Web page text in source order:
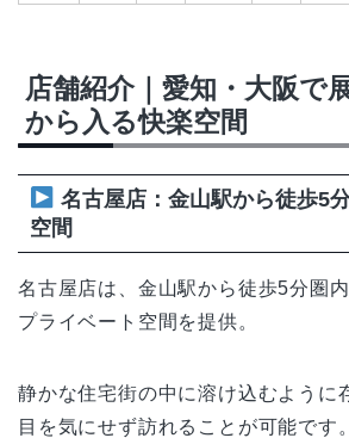
店舗紹介｜愛知・大阪で
から入る快楽空間
名古屋店：金山駅から徒歩5
空間
名古屋店は、金山駅から徒歩5分圏
プライベート空間を提供。
静かな住宅街の中に溶け込むように
目を気にせず訪れることが可能です。